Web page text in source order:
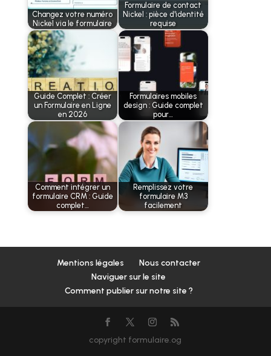
Changez votre numéro
Nickel via le formulaire
Formulaire de contact
Nickel : pièce d'identité
requise
Guide Complet : Créer
un Formulaire en Ligne
en 2026
Formulaires mobiles
design : Guide complet
pour…
Comment intégrer un
formulaire CRM : Guide
complet…
Remplissez votre
formulaire M3
facilement
Mentions légales
Nous contacter
Naviguer sur le site
Comment publier sur notre site ?
copyright formulaire.og